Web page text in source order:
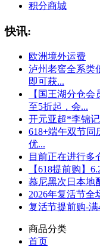
积分商城
快讯:
欧洲境外运费
泸州老窖全系类
即可获...
【国王湖分仓
至5折起，会...
开元亚超*李锦
618+端午双节同
优...
目前正在进行多
【618提前购】
慕尼黑次日本地
2026年复活节全
复活节提前购-
商品分类
首页